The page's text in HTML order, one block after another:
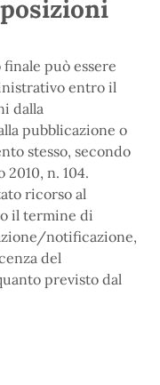
può essere
entro il
dalla
pubblicazione o
stesso, secondo
n. 104.
ricorso al
il termine di
notificazione,
del
previsto dal